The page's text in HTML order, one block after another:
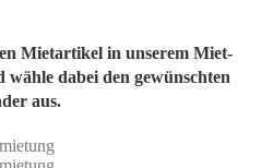
Mietartikel in unserem Miet-
wähle dabei den gewünschten
aus.